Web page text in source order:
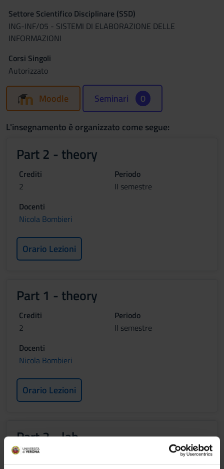
Settore Scientifico Disciplinare (SSD)
ING-INF/05 - SISTEMI DI ELABORAZIONE DELLE
INFORMAZIONI
Corsi Singoli
Autorizzato
Moodle Seminari 0
L'insegnamento è organizzato come segue:
Part 2 - theory
Crediti
2
Periodo
II semestre
Docenti
Nicola Bombieri
Orario Lezioni
Part 1 - theory
Crediti
2
Periodo
II semestre
Docenti
Nicola Bombieri
Orario Lezioni
Part 2 - lab
Crediti